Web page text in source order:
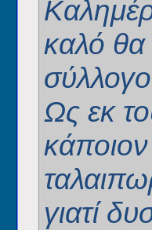
καλό θα
Ως εκ
γιατί